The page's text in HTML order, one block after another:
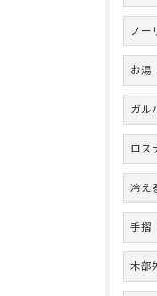
ノー
お湯
ガル
ロス
冷え
手摺
木部